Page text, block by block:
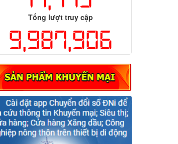
Tổng lượt truy cập
9,987,906